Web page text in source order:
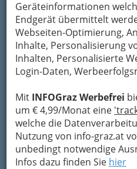
Geräteinformationen
Endgerät übermittelt
Webseiten-Optimierung,
Inhalte, Personalisierung
Inhalten, Personalisierte
Login-Daten,
Mit INFOGraz Werbefrei
um € 4,99/Monat eine
welche die
Nutzung von info-graz.at
unbedingt notwendige
Infos dazu finden Sie hier
Meine Email Adresse
Mein Betreff
Meine Nachricht